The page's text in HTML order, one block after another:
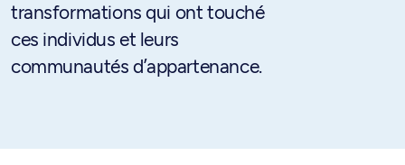
transformations qui ont touché
ces individus et leurs
communautés d’appartenance.